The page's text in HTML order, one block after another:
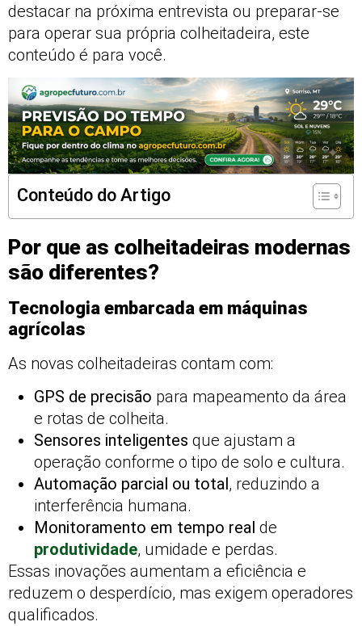
destacar na próxima entrevista ou preparar-se
para operar sua própria colheitadeira, este
conteúdo é para você.
Conteúdo do Artigo
Por que as colheitadeiras modernas
são diferentes?
Tecnologia embarcada em máquinas
agrícolas
As novas colheitadeiras contam com:
GPS de precisão para mapeamento da área
e rotas de colheita.
Sensores inteligentes que ajustam a
operação conforme o tipo de solo e cultura.
Automação parcial ou total, reduzindo a
interferência humana.
Monitoramento em tempo real de
produtividade, umidade e perdas.
Essas inovações aumentam a eficiência e
reduzem o desperdício, mas exigem operadores
qualificados.